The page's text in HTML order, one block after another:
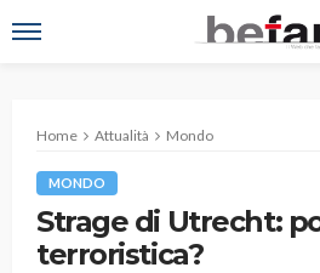
Home Attualità Mondo
MONDO
Strage di Utrecht:
terroristica?